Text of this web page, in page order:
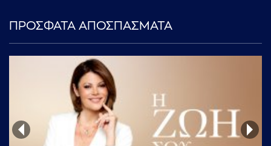
ΠΡΟΣΦΑΤΑ ΑΠΟΣΠΑΣΜΑΤΑ